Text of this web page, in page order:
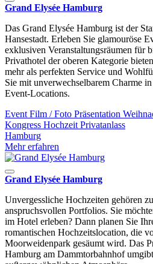
Grand Elysée Hamburg
Das Grand Elysée Hamburg ist der
Hansestadt. Erleben Sie glamouröse
exklusiven Veranstaltungsräumen für
Privathotel der oberen Kategorie
mehr als perfekten Service und
Sie mit unverwechselbarem Charme
Event-Locations.
Event Film / Foto Präsentation
Kongress Hochzeit Privatanlass
Hamburg
Mehr erfahren
Grand Elysée Hamburg
Unvergessliche Hochzeiten gehören
anspruchsvollen Portfolios. Sie
im Hotel erleben? Dann planen Sie
romantischen Hochzeitslocation, die
Moorweidenpark gesäumt wird. Das
Hamburg am Dammtorbahnhof